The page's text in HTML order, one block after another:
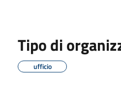
Tipo di
ufficio